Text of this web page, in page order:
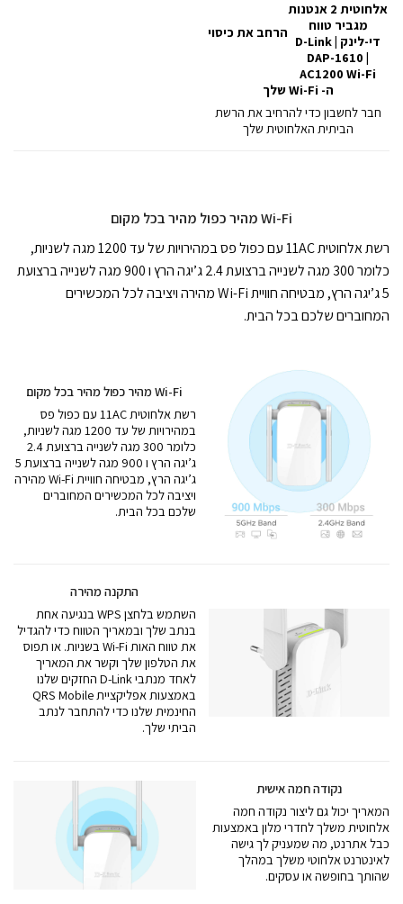
הרחב את כיסוי
ה- Wi-Fi שלך
חבר לחשבון כדי להרחיב את הרשת
הביתית האלחוטית שלך
Wi-Fi מהיר כפול מהיר בכל מקום
רשת אלחוטית 11AC עם כפול פס במהירויות של עד 1200 מגה לשניות,
כלומר 300 מגה לשנייה ברצועת 2.4 ג’יגה הרץ ו 900 מגה לשנייה ברצועת
5 ג’יגה הרץ, מבטיחה חוויית Wi-Fi מהירה ויציבה לכל המכשירים
המחוברים שלכם בכל הבית.
Wi-Fi מהיר כפול מהיר בכל מקום
רשת אלחוטית 11AC עם כפול פס
במהירויות של עד 1200 מגה לשניות,
כלומר 300 מגה לשנייה ברצועת 2.4
ג’יגה הרץ ו 900 מגה לשנייה ברצועת 5
ג’יגה הרץ, מבטיחה חוויית Wi-Fi מהירה
ויציבה לכל המכשירים המחוברים
שלכם בכל הבית.
התקנה מהירה
השתמש בלחצן WPS בנגיעה אחת
בנתב שלך ובמאריך הטווח כדי להגדיל
את טווח האות Wi-Fi בשניות. או תפוס
את הטלפון שלך וקשר את המאריך
לאחד מנתבי D-Link החזקים שלנו
באמצעות אפליקציית QRS Mobile
החינמית שלנו כדי להתחבר לנתב
הביתי שלך.
נקודה חמה אישית
המאריך יכול גם ליצור נקודה חמה
אלחוטית משלך לחדרי מלון באמצעות
כבל אתרנט, מה שמעניק לך גישה
לאינטרנט אלחוטי משלך במהלך
שהותך בחופשה או עסקים.